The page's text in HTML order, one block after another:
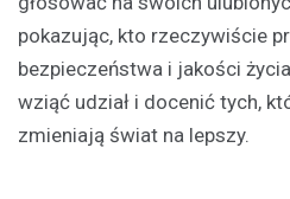
pokazując, kto rzeczywiście
bezpieczeństwa i jakości
wziąć udział i docenić tych,
zmieniają świat na lepszy.